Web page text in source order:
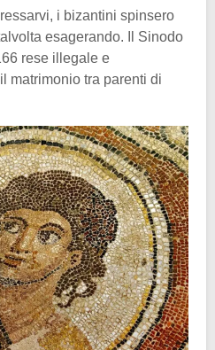
i bizantini spinsero
esagerando. Il Sinodo
rese illegale e
matrimonio tra parenti di